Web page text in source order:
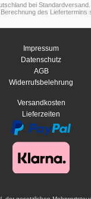
bei
des Liefertermins
Impressum
Datenschutz
AGB
Widerrufsbelehrung
Versandkosten
Lieferzeiten